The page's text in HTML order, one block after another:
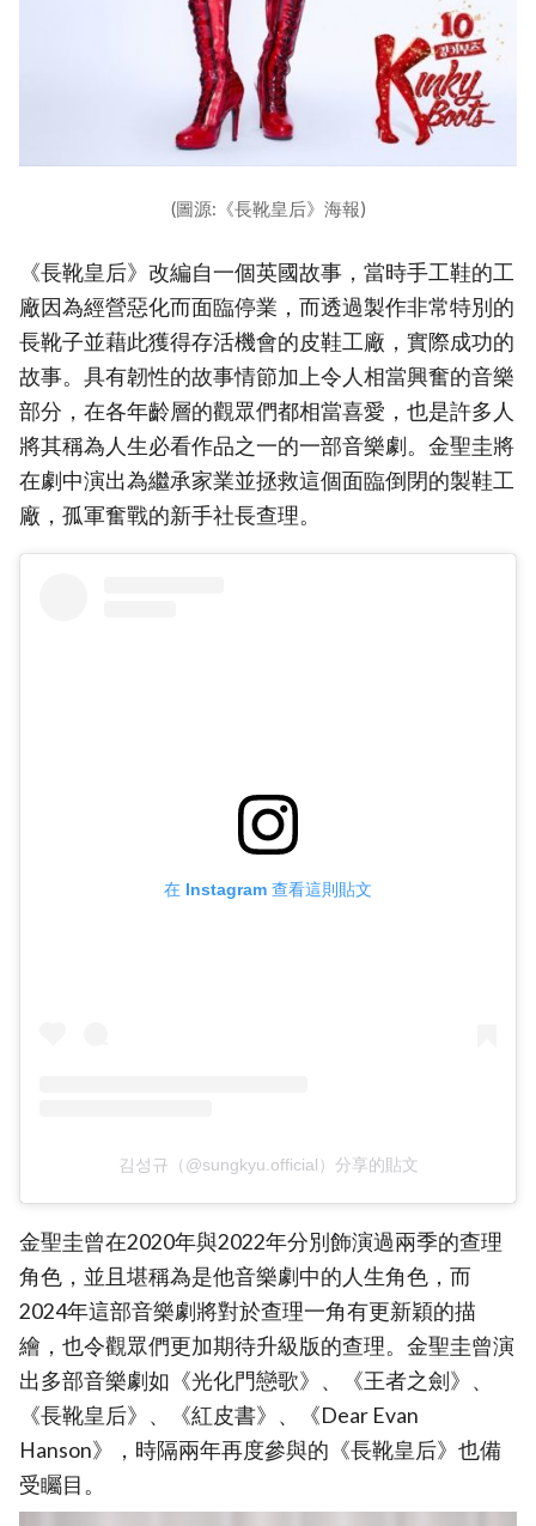
(圖源:《長靴皇后》海報)
《長靴皇后》改編自一個英國故事，當時手工鞋的工
廠因為經營惡化而面臨停業，而透過製作非常特別的
長靴子並藉此獲得存活機會的皮鞋工廠，實際成功的
故事。具有韌性的故事情節加上令人相當興奮的音樂
部分，在各年齡層的觀眾們都相當喜愛，也是許多人
將其稱為人生必看作品之一的一部音樂劇。金聖圭將
在劇中演出為繼承家業並拯救這個面臨倒閉的製鞋工
廠，孤軍奮戰的新手社長查理。
在 Instagram 查看這則貼文
김성규（@sungkyu.official）分享的貼文
金聖圭曾在2020年與2022年分別飾演過兩季的查理
角色，並且堪稱為是他音樂劇中的人生角色，而
2024年這部音樂劇將對於查理一角有更新穎的描
繪，也令觀眾們更加期待升級版的查理。金聖圭曾演
出多部音樂劇如《光化門戀歌》、《王者之劍》、
《長靴皇后》、《紅皮書》、《Dear Evan
Hanson》，時隔兩年再度參與的《長靴皇后》也備
受矚目。